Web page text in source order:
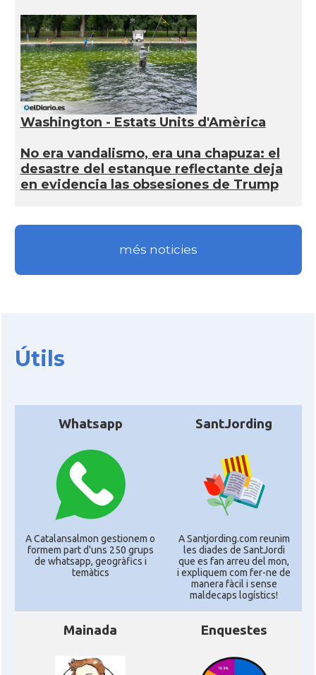
Washington - Estats Units d'Amèrica
No era vandalismo, era una chapuza: el
desastre del estanque reflectante deja
en evidencia las obsesiones de Trump
més noticies
Útils
Whatsapp
A Catalansalmon gestionem o
formem part d'uns 250 grups
de whatsapp, geogràfics i
temàtics
SantJording
A Santjording.com reunim
les diades de SantJordi
que es fan arreu del mon,
i expliquem com fer-ne de
manera fàcil i sense
maldecaps logí­stics!
Mainada Enquestes